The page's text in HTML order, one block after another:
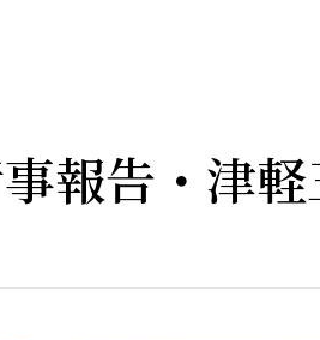
報告・津